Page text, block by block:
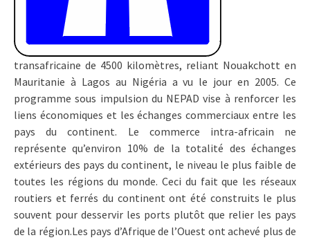
transafricaine de 4500 kilomètres, reliant Nouakchott en
Mauritanie à Lagos au Nigéria a vu le jour en 2005. Ce
programme sous impulsion du NEPAD vise à renforcer les
liens économiques et les échanges commerciaux entre les
pays du continent. Le commerce intra-africain ne
représente qu’environ 10% de la totalité des échanges
extérieurs des pays du continent, le niveau le plus faible de
toutes les régions du monde. Ceci du fait que les réseaux
routiers et ferrés du continent ont été construits le plus
souvent pour desservir les ports plutôt que relier les pays
de la région.Les pays d’Afrique de l’Ouest ont achevé plus de